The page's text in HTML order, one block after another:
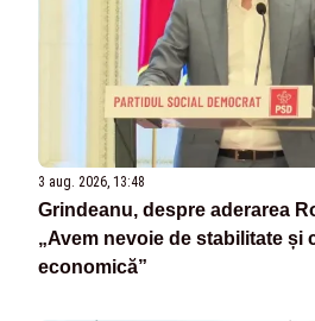
3 aug. 2026, 13:48
Grindeanu, despre aderarea
„Avem nevoie de stabilitate și
economică”